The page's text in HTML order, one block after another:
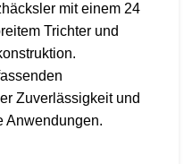
mit einem 24
Trichter und
Zuverlässigkeit und
Anwendungen.